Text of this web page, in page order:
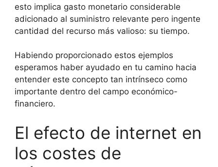
esto implica gasto monetario considerable
adicionado al suministro relevante pero ingente
cantidad del recurso más valioso: su tiempo.
Habiendo proporcionado estos ejemplos
esperamos haber ayudado en tu camino hacia
entender este concepto tan intrínseco como
importante dentro del campo económico-
financiero.
El efecto de internet en
los costes de